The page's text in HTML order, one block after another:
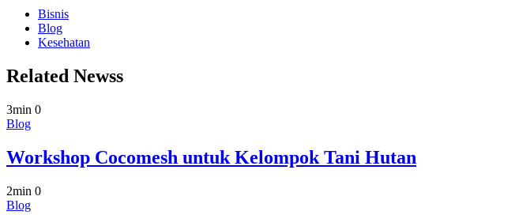
Bisnis
Blog
Kesehatan
Related Newss
3min 0
Blog
Workshop Cocomesh untuk Kelompok Tani Hutan
2min 0
Blog